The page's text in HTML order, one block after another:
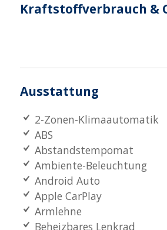
Kraftstoffverbrauch &
Ausstattung
2-Zonen-Klimaautomatik
ABS
Abstandstempomat
Ambiente-Beleuchtung
Android Auto
Apple CarPlay
Armlehne
Beheizbares Lenkrad